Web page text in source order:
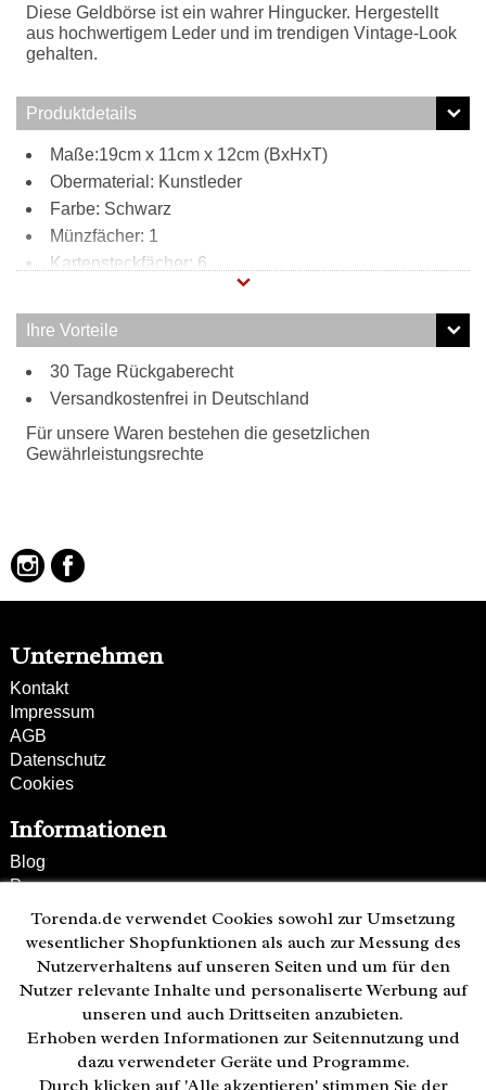
Diese Geldbörse ist ein wahrer Hingucker. Hergestellt
aus hochwertigem Leder und im trendigen Vintage-Look
gehalten.
Produktdetails
Maße:19cm x 11cm x 12cm (BxHxT)
Obermaterial: Kunstleder
Farbe: Schwarz
Münzfächer: 1
Kartensteckfächer: 6
Innen:
6 Kartensteckfächer
1 Münzfach
2 Scheinfächer
Tragweise:
Handgelenkschlaufe
Ihre Vorteile
30 Tage Rückgaberecht
Versandkostenfrei in Deutschland
Für unsere Waren bestehen die gesetzlichen
Gewährleistungsrechte
Unternehmen
Kontakt
Impressum
AGB
Datenschutz
Cookies
Informationen
Blog
Presse
Partner
Versand und Zahlung
Bestellung wiederrufen
Kunden-Hotline
(040) 244 249-49
Mo - Fr 08:00 - 18:00
Torenda.de verwendet Cookies sowohl zur Umsetzung
wesentlicher Shopfunktionen als auch zur Messung des
Nutzerverhaltens auf unseren Seiten und um für den
Nutzer relevante Inhalte und personaliserte Werbung auf
unseren und auch Drittseiten anzubieten.
Erhoben werden Informationen zur Seitennutzung und
dazu verwendeter Geräte und Programme.
Durch klicken auf 'Alle akzeptieren' stimmen Sie der